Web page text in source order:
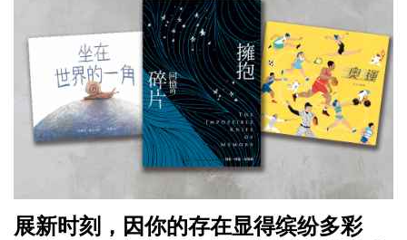
展新时刻，因你的存在显得缤纷多彩